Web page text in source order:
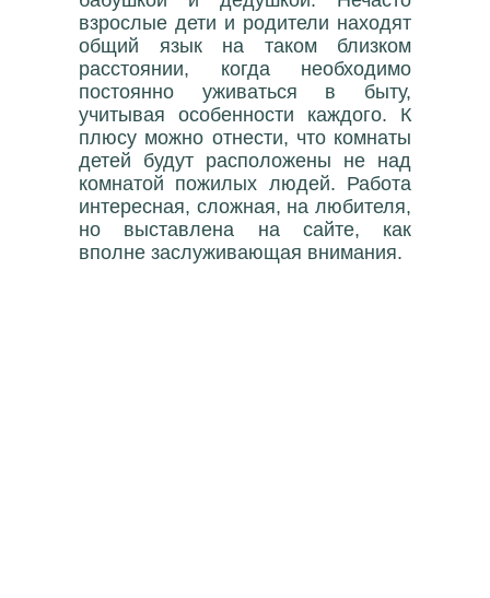
взрослые дети и родители находят
общий язык на таком близком
расстоянии, когда необходимо
постоянно уживаться в быту,
учитывая особенности каждого. К
плюсу можно отнести, что комнаты
детей будут расположены не над
комнатой пожилых людей. Работа
интересная, сложная, на любителя,
но выставлена на сайте, как
вполне заслуживающая внимания.